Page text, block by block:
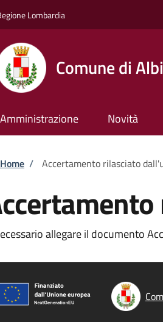
Lombardia
Comune di
Amministrazione Novità
Briciole di pane
Home / Accertamento rilasciato
allegare il documento